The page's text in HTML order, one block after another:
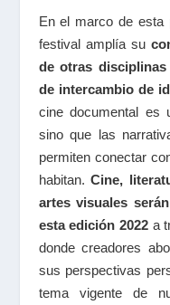
En el marco de esta
festival amplía su
de otras
de intercambio de
cine documental es
sino que las
permiten conectar
habitan.Cine,
artes visuales
esta edición 2022a
donde creadores
sus perspectivas
tema vigente de